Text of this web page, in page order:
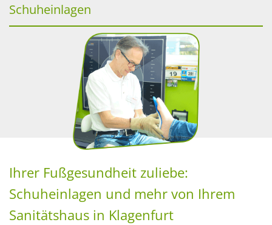
Schuheinlagen
Ihrer Fußgesundheit zuliebe:
Schuheinlagen und mehr von Ihrem
Sanitätshaus in Klagenfurt